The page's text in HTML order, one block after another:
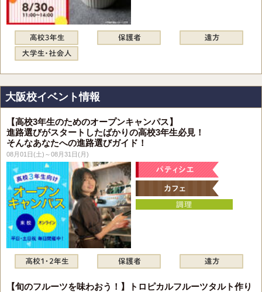
大阪校イベント情報
【高校3年生のためのオープンキャンパス】
進路選びがスタートしたばかりの高校3年生必見！
そんなあなたへの進路選びガイド！
08月01日(土)～08月31日(月)
【旬のフルーツを味わおう！】トロピカルフルーツタルト作り